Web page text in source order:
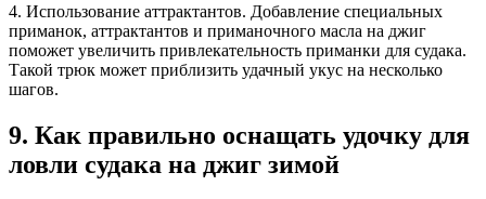
4. Использование аттрактантов. Добавление специальных
приманок, аттрактантов и приманочного масла на джиг
поможет увеличить привлекательность приманки для судака.
Такой трюк может приблизить удачный укус на несколько
шагов.
9. Как правильно оснащать удочку для
ловли судака на джиг зимой